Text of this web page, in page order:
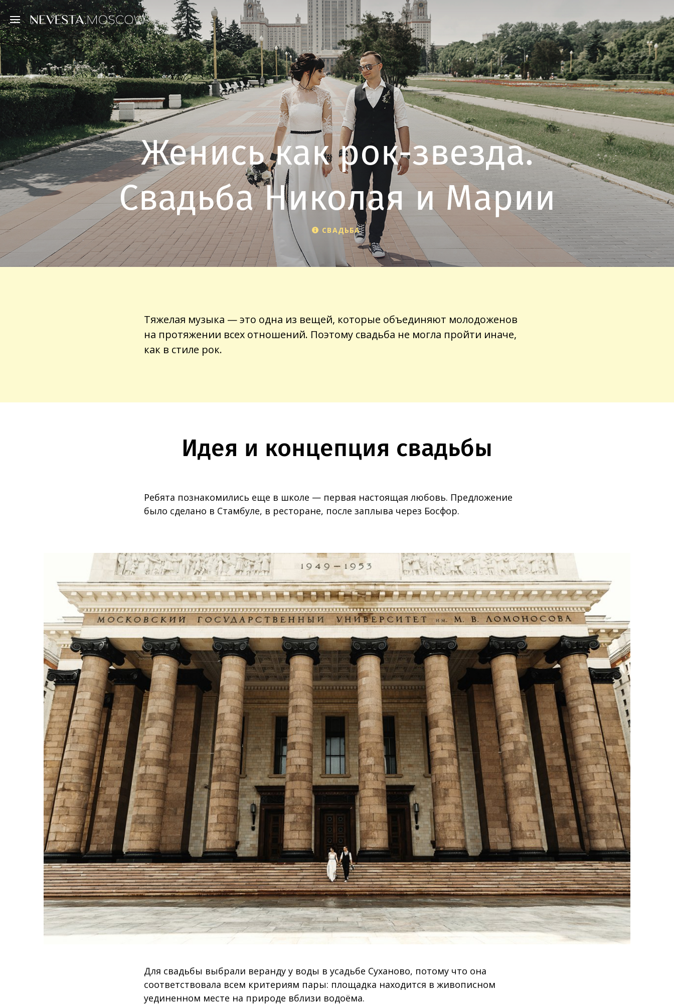
Женись как рок-звезда.
Свадьба Николая и Марии
СВАДЬБА
Тяжелая музыка — это одна из вещей, которые объединяют молодоженов
на протяжении всех отношений. Поэтому свадьба не могла пройти иначе,
как в стиле рок.
Идея и концепция свадьбы
Ребята познакомились еще в школе — первая настоящая любовь. Предложение
было сделано в Стамбуле, в ресторане, после заплыва через Босфор.
Для свадьбы выбрали веранду у воды в усадьбе Суханово, потому что она
соответствовала всем критериям пары: площадка находится в живописном
уединенном месте на природе вблизи водоёма.